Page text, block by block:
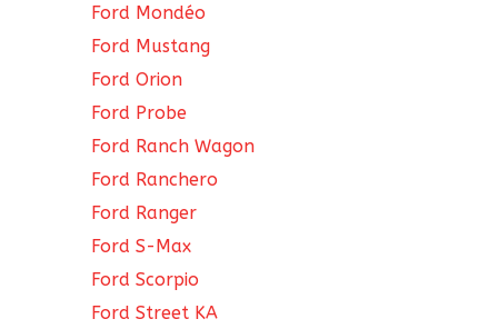
Ford Mondéo
Ford Mustang
Ford Orion
Ford Probe
Ford Ranch Wagon
Ford Ranchero
Ford Ranger
Ford S-Max
Ford Scorpio
Ford Street KA